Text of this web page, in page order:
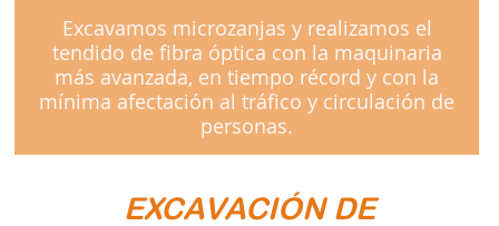
Excavamos microzanjas y realizamos el
tendido de fibra óptica con la maquinaria
más avanzada, en tiempo récord y con la
mínima afectación al tráfico y circulación de
personas.
EXCAVACIÓN DE